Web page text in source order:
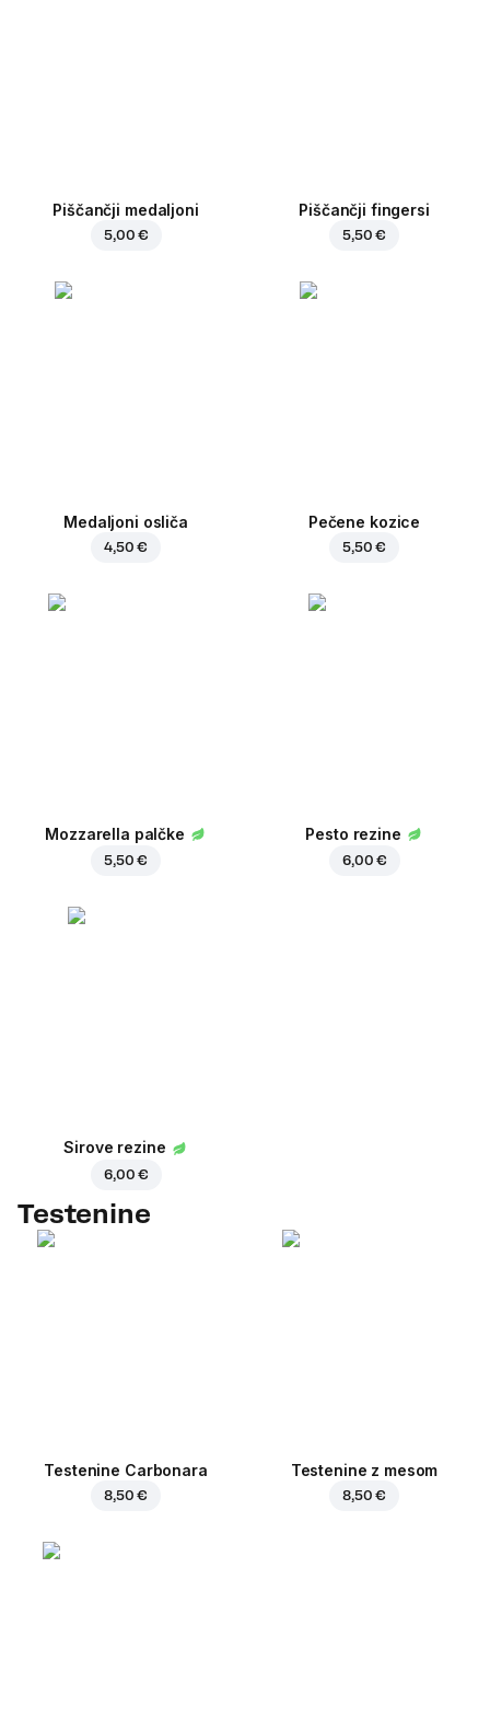
Piščančji medaljoni
5,00 €
Piščančji fingersi
5,50 €
Medaljoni osliča
4,50 €
Pečene kozice
5,50 €
Mozzarella palčke
5,50 €
Pesto rezine
6,00 €
Sirove rezine
6,00 €
Testenine
Testenine Carbonara
8,50 €
Testenine z mesom
8,50 €